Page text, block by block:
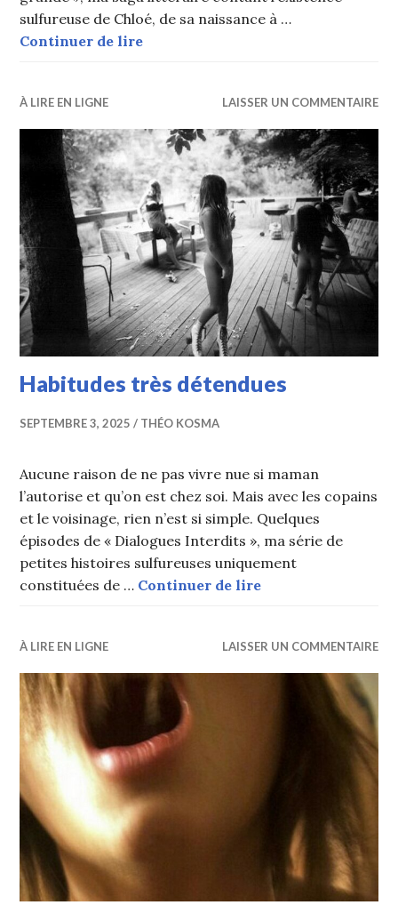
sulfureuse de Chloé, de sa naissance à …
Continuer de lireEn découvrant le corps de l’autre
À LIRE EN LIGNE LAISSER UN COMMENTAIRE
Habitudes très détendues
SEPTEMBRE 3, 2025 THÉO KOSMA
Aucune raison de ne pas vivre nue si maman
l’autorise et qu’on est chez soi. Mais avec les copains
et le voisinage, rien n’est si simple. Quelques
épisodes de « Dialogues Interdits », ma série de
petites histoires sulfureuses uniquement
constituées de … Continuer de lireHabitudes très
À LIRE EN LIGNE LAISSER UN COMMENTAIRE